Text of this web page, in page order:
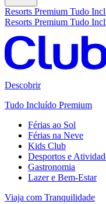
Resorts Premium Tudo
Resorts Premium Tudo
Descobrir
Tudo Incluído Premium
Férias ao Sol
Férias na Neve
Kids Club
Desportos e
Gastronomia
Lazer e Bem-Estar
Viaja com Tranquilidade